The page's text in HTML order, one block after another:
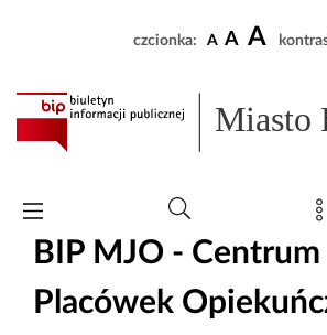
czcionka: A A A
Miasto
BIP MJO - Centrum
Placówek